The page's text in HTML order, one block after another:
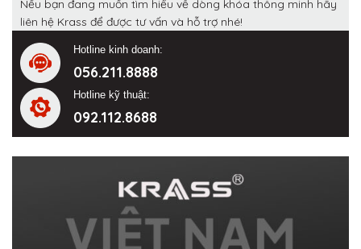
Nếu bạn đang muốn tìm hiểu về dòng khóa thông minh hãy
liên hệ Krass để được tư vấn và hỗ trợ nhé!
Hotline kinh doanh:
056.211.8888
Hotline kỹ thuật:
092.112.8688